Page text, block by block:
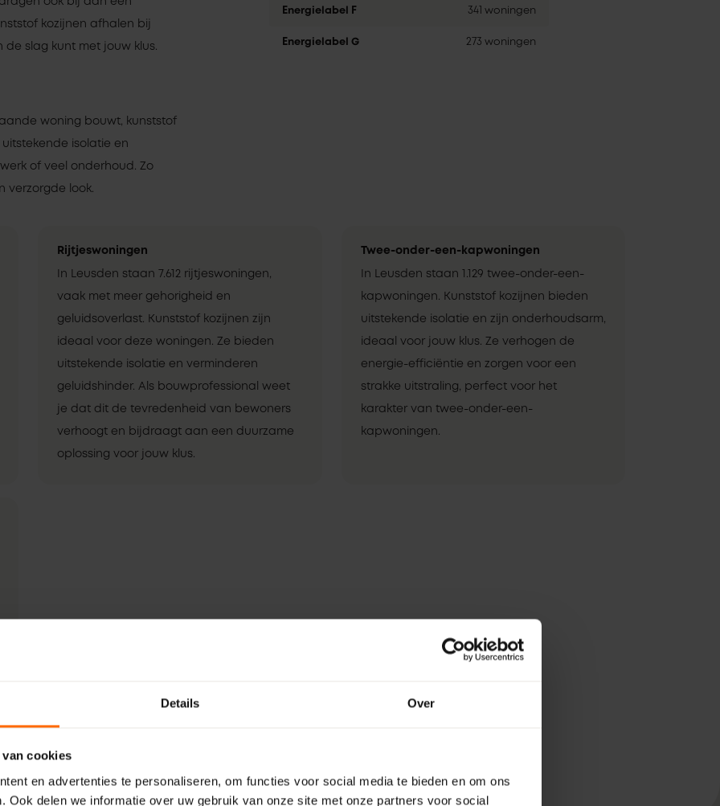
Details Over
van cookies
en advertenties te personaliseren, om functies voor social media te bieden en om ons
Ook delen we informatie over uw gebruik van onze site met onze partners voor social
kozijnen afhalen bij
slag kunt met jouw klus.
Energielabel F 341 woningen
Energielabel G 273 woningen
woning bouwt, kunststof
isolatie en
of veel onderhoud. Zo
verzorgde look.
Rijtjeswoningen
In Leusden staan 7.612 rijtjeswoningen,
vaak met meer gehorigheid en
geluidsoverlast. Kunststof kozijnen zijn
ideaal voor deze woningen. Ze bieden
uitstekende isolatie en verminderen
geluidshinder. Als bouwprofessional weet
je dat dit de tevredenheid van bewoners
verhoogt en bijdraagt aan een duurzame
oplossing voor jouw klus.
Twee-onder-een-kapwoningen
In Leusden staan 1.129 twee-onder-een-
kapwoningen. Kunststof kozijnen bieden
uitstekende isolatie en zijn onderhoudsarm,
ideaal voor jouw klus. Ze verhogen de
energie-efficiëntie en zorgen voor een
strakke uitstraling, perfect voor het
karakter van twee-onder-een-
kapwoningen.